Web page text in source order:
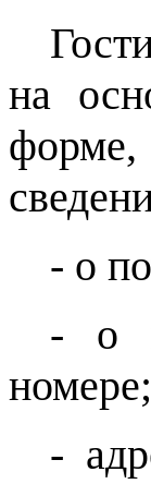
на
- о
- о
номере;
-